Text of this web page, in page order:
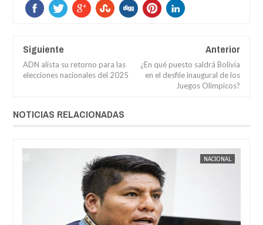
Siguiente
ADN alista su retorno para las
elecciones nacionales del 2025
Anterior
¿En qué puesto saldrá Bolivia
en el desfile inaugural de los
Juegos Olímpicos?
NOTICIAS RELACIONADAS
AUG 04,
NACIONAL